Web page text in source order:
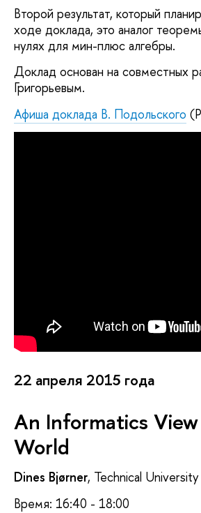
Второй результат, который
ходе доклада, это аналог
нулях для мин-плюс алгебры.
Доклад основан на совместных
Григорьевым.
Афиша доклада В. Подольского
22 апреля 2015 года
An Informatics
World
Dines Bjørner, Technical
Время: 16:40 - 18:00